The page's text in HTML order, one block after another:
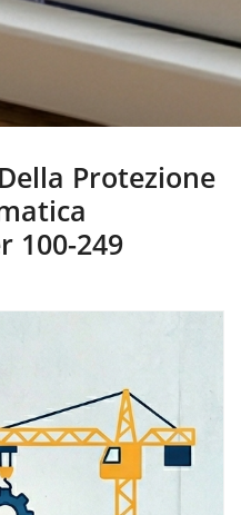
Protezione
100-249